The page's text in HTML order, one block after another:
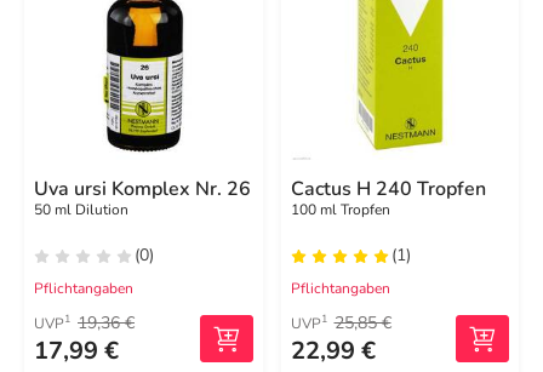
Uva ursi Komplex Nr. 26
50 ml Dilution
(0)
Pflichtangaben
UVP1 19,36 €
17,99 €
Cactus H 240 Tropfen
100 ml Tropfen
(1)
Pflichtangaben
UVP1 25,85 €
22,99 €